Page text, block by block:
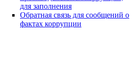
для заполнения
Обратная связь для сообщений о
фактах коррупции